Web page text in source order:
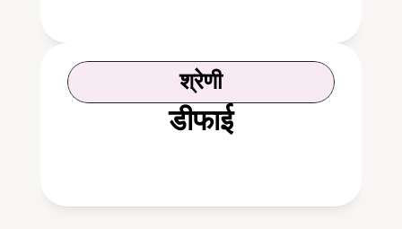
श्रेणी
डीफाई